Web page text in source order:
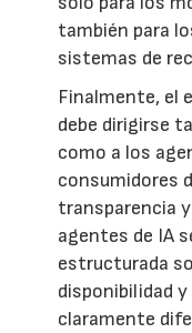
también para
sistemas de
Finalmente, el
debe dirigirse
como a los
consumidores
transparencia
agentes de IA
estructurada
disponibilidad
claramente